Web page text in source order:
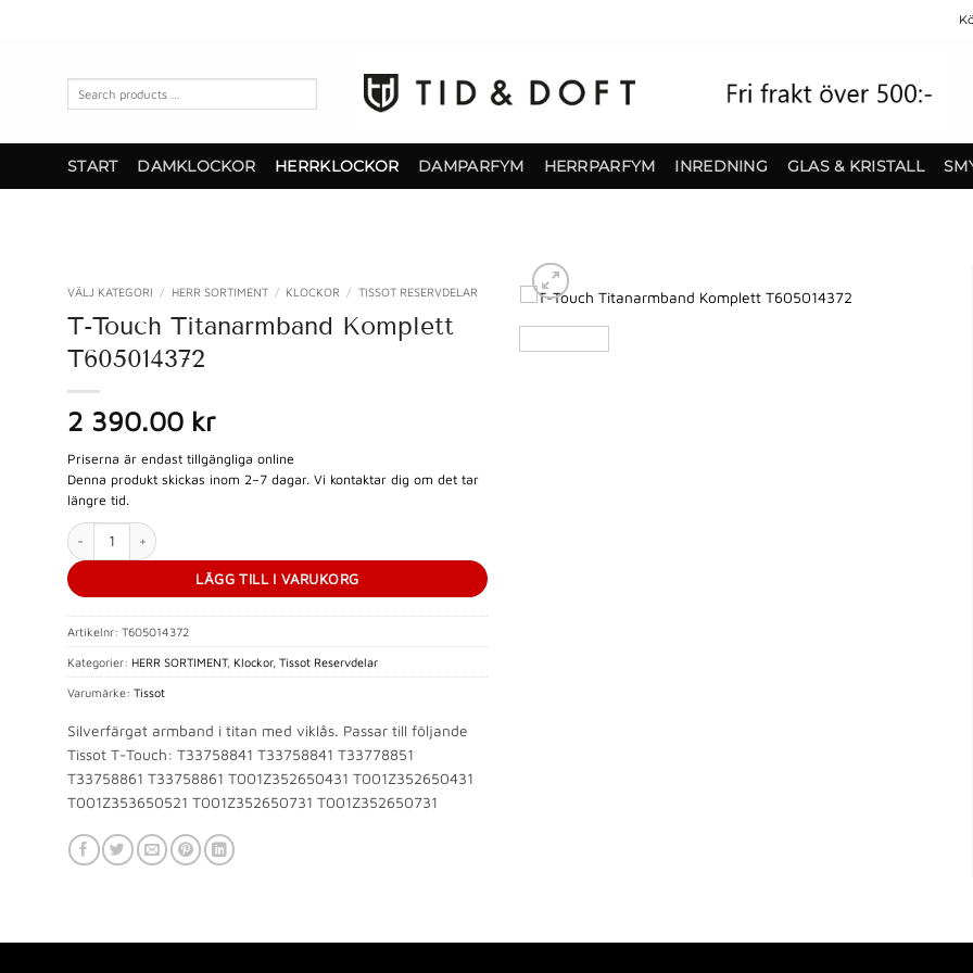
START DAMKLOCKOR HERRKLOCKOR DAMPARFYM HERRPARFYM INREDNING GLAS & KRISTALL
VÄLJ KATEGORI / HERR SORTIMENT / KLOCKOR / TISSOT RESERVDELAR
T-Touch Titanarmband Komplett
T605014372
2 390.00 kr
Priserna är endast tillgängliga online
Denna produkt skickas inom 2–7 dagar. Vi kontaktar dig om det tar
längre tid.
T-Touch Titanarmband Komplett T605014372 mängd
LÄGG TILL I VARUKORG
Artikelnr: T605014372
Kategorier: HERR SORTIMENT, Klockor, Tissot Reservdelar
Varumärke: Tissot
Silverfärgat armband i titan med viklås. Passar till följande
Tissot T-Touch: T33758841 T33758841 T33778851
T33758861 T33758861 T001Z352650431 T001Z352650431
T001Z353650521 T001Z352650731 T001Z352650731